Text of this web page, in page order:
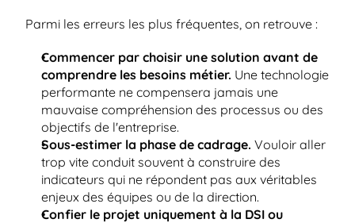
Parmi les erreurs les plus fréquentes, on retrouve :
Commencer par choisir une solution avant de
comprendre les besoins métier. Une technologie
performante ne compensera jamais une
mauvaise compréhension des processus ou des
objectifs de l'entreprise.
Sous-estimer la phase de cadrage. Vouloir aller
trop vite conduit souvent à construire des
indicateurs qui ne répondent pas aux véritables
enjeux des équipes ou de la direction.
Confier le projet uniquement à la DSI ou